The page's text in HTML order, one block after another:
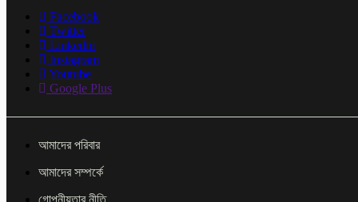
Facebook
Twitter
Linkedin
Instagram
Youtube
Google Plus
আমাদের পরিবার
আমাদের সম্পর্কে